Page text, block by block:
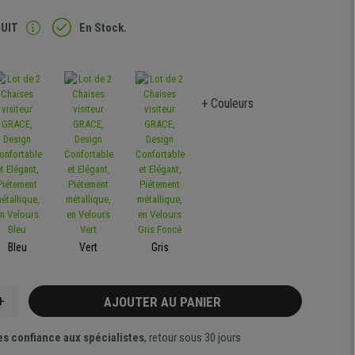
En Stock.
Bleu Vert Gris
+ Couleurs
AJOUTER AU PANIER
confiance aux spécialistes, retour sous 30 jours